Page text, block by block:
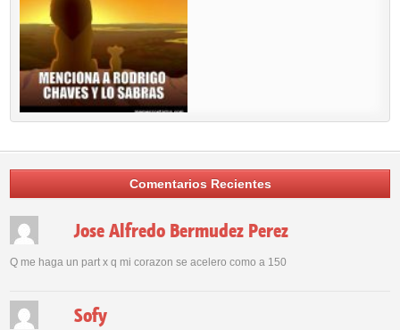
Comentarios Recientes
Jose Alfredo Bermudez Perez
Q me haga un part x q mi corazon se acelero como a 150
Sofy